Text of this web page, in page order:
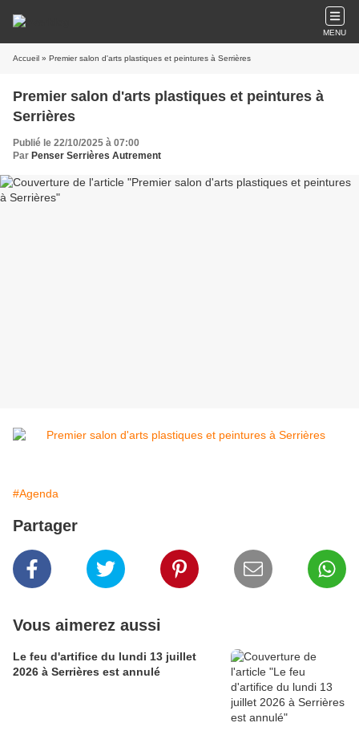
MENU
Accueil » Premier salon d'arts plastiques et peintures à Serrières
Premier salon d'arts plastiques et peintures à
Serrières
Publié le 22/10/2025 à 07:00
Par Penser Serrières Autrement
#Agenda
Partager
Vous aimerez aussi
Le feu d'artifice du lundi 13 juillet
2026 à Serrières est annulé